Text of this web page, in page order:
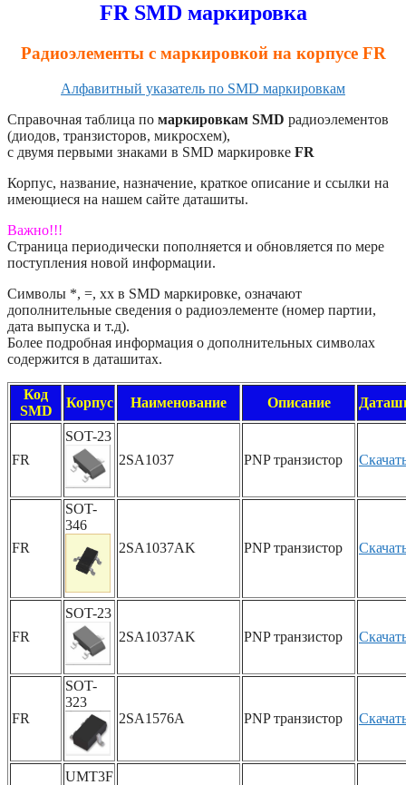
FR SMD маркировка
Радиоэлементы с маркировкой на корпусе FR
Алфавитный указатель по SMD маркировкам
Справочная таблица по маркировкам SMD радиоэлементов
(диодов, транзисторов, микросхем),
с двумя первыми знаками в SMD маркировке FR
Корпус, название, назначение, краткое описание и ссылки на
имеющиеся на нашем сайте даташиты.
Важно!!!
Страница периодически пополняется и обновляется по мере
поступления новой информации.
Символы *, =, xx в SMD маркировке, означают
дополнительные сведения о радиоэлементе (номер партии,
дата выпуска и т.д).
Более подробная информация о дополнительных символах
содержится в даташитах.
Код
SMD
Корпус Наименование Описание
FR
SOT-23
2SA1037
PNP транзистор
FR
SOT-
346
2SA1037AK
PNP транзистор
FR
SOT-23
2SA1037AK
PNP транзистор
FR
SOT-
323
2SA1576A
PNP транзистор
UMT3F